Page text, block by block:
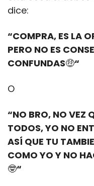
dice:
“COMPRA, ES LA
PERO NO ES
CONFUNDAS🤑“
O
“NO BRO, NO VEZ
TODOS, YO NO
ASÍ QUE TU
COMO YO Y NO
🤓“